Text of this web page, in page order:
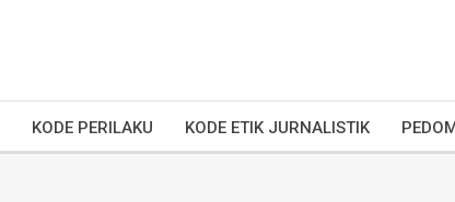
KODE PERILAKU KODE ETIK JURNALISTIK